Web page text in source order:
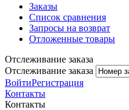
Заказы
Список сравнения
Запросы на возврат
Отложенные товары
Отслеживание заказа
Отслеживание заказа
ВойтиРегистрация
Контакты
Контакты